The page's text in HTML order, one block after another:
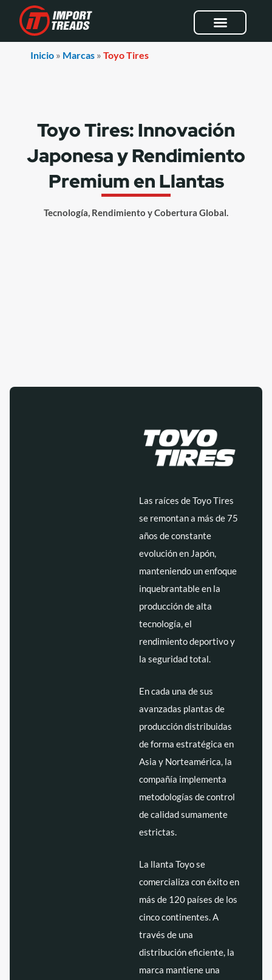
contenido
Inicio » Marcas » Toyo Tires
Toyo Tires: Innovación
Japonesa y Rendimiento
Premium en Llantas
Tecnología, Rendimiento y Cobertura Global.
Las raíces de Toyo Tires
se remontan a más de 75
años de constante
evolución en Japón,
manteniendo un enfoque
inquebrantable en la
producción de alta
tecnología, el
rendimiento deportivo y
la seguridad total.
En cada una de sus
avanzadas plantas de
producción distribuidas
de forma estratégica en
Asia y Norteamérica, la
compañía implementa
metodologías de control
de calidad sumamente
estrictas.
La llanta Toyo se
comercializa con éxito en
más de 120 países de los
cinco continentes. A
través de una
distribución eficiente, la
marca mantiene una